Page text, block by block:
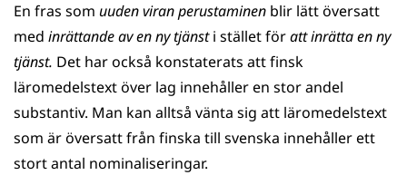
En fras som uuden viran perustaminen blir lätt översatt
med inrättande av en ny tjänsti stället föratt inrätta en ny
tjänst. Det har också konstaterats att finsk
läromedelstext över lag innehåller en stor andel
substantiv. Man kan alltså vänta sig att läromedelstext
som är översatt från finska till svenska innehåller ett
stort antal nominaliseringar.